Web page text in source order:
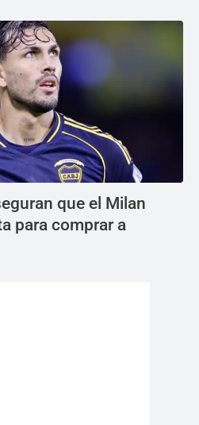
que el Milan
para comprar a